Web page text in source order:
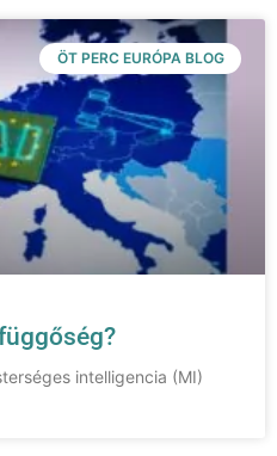
ÖT PERC EURÓPA BLOG
intelligencia (MI)